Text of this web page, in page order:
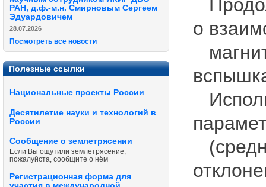
РАН, д.ф.-м.н. Смирновым Сергеем
Эдуардовичем
28.07.2026
Посмотреть все новости
Полезные ссылки
Национальные проекты России
Десятилетие науки и технологий в
России
Сообщение о землетрясении
Если Вы ощутили землетрясение,
пожалуйста, сообщите о нём
Регистрационная форма для
о